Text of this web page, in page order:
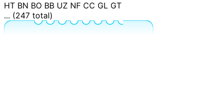
HT BN BO BB UZ NF CC GL GT
... (247 total)